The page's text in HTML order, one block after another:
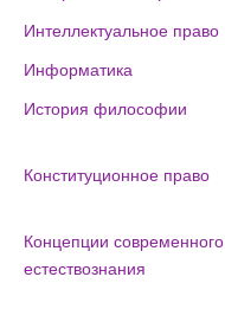
Интеллектуальное право
Информатика
История философии
Конституционное право
Концепции современного
естествознания